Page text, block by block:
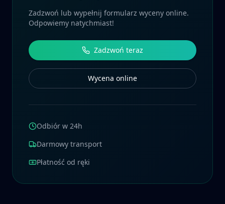
Zadzwoń lub wypełnij formularz wyceny online.
Odpowiemy natychmiast!
Zadzwoń teraz
Wycena online
Odbiór w 24h
Darmowy transport
Płatność od ręki